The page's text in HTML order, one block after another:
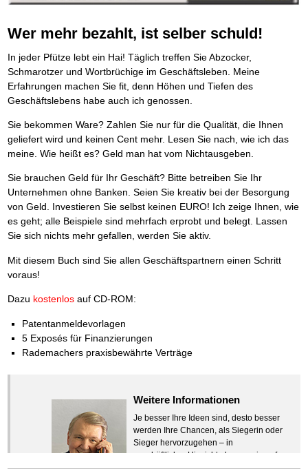
GbR-Vertrag mit beschränkter Haftung BESTSELLER
Sich rechtlich einrichten BRANDNEU
Schützen Sie sich
Stiftung gründen und profitabel vermarkten BRANDNEU
Gründen Sie Ihre Stiftung
Platzieren Sie sich bei Google ganz oben
Mental Force - Hörbuch
Nutze Deine geistigen Waffen
Das Kapital Ihrer geistigen Möglichkeiten
Schlüssel des Erfolgs
Methoden der Lebenstechnik
Immer den Geist zum TUN begeistern
Die Feuerkraft
Holen Sie Erfolg in Ihr Leben
Mit System zum Erfolg GEHEIMTIPP
Der SchuldenkalkulatorNEU
Mach Pleite und starte durch
Der sichere Weg aus der wirtschaftlichen Pleite
Vermögenssicherung durch GbR-Vertrag NEU
Schutzwall für Hab und Gut
Gerichtsvollziehervorschriften nutzen
Weiße Weste durch Umzug
Das Meldesystem clever nutzen
Die Betablocker Insolvenz NEU
80% Ihrer Einnahmen behalten
Wie man mit Pfändungen umgeht
Bestens informiert sein
TV-Lehrgang: Wie man mit Pfändungen umgeht
Schnell und kompakt
Schnell eine saubere SCHUFA
Ihren Zeitgewinn maximieren
GbR-Vertrag mit beschränkter Haftung
GbR als Einzelperson gründen
Frei Fahrt ohne Punkte
Die geniale Lösung zum schnellen Schuldenabbau
Der Weg zur finanziellen Freiheit
Federleicht lebendig schreiben SCHREIB-TIPP
Ohne Probleme clever Texten und Schreiben
Die Macht des Telefax NEU
Mittel gegen Titel EMPFEHLUNG
Sichern Sie Einkommen und Vermögenswerte 100%-tig ab
Bekannt wie ein bunter Hund im Internet INTERNET-TIPP
Schreib Dich reich SCHREIB VERTRIEBS TIPP
Vom Gedanken zum Bestseller
Wer mehr bezahlt, ist selber schuld!
In jeder Pfütze lebt ein Hai! Täglich treffen Sie Abzocker,
Schmarotzer und Wortbrüchige im Geschäftsleben. Meine
Erfahrungen machen Sie fit, denn Höhen und Tiefen des
Geschäftslebens habe auch ich genossen.
Sie bekommen Ware? Zahlen Sie nur für die Qualität, die Ihnen
geliefert wird und keinen Cent mehr. Lesen Sie nach, wie ich das
meine. Wie heißt es? Geld man hat vom Nichtausgeben.
Sie brauchen Geld für Ihr Geschäft? Bitte betreiben Sie Ihr
Unternehmen ohne Banken. Seien Sie kreativ bei der Besorgung
von Geld. Investieren Sie selbst keinen EURO! Ich zeige Ihnen, wie
es geht; alle Beispiele sind mehrfach erprobt und belegt. Lassen
Sie sich nichts mehr gefallen, werden Sie aktiv.
Mit diesem Buch sind Sie allen Geschäftspartnern einen Schritt
voraus!
Dazu kostenlosauf CD-ROM:
Patentanmeldevorlagen
5 Exposés für Finanzierungen
Rademachers praxisbewährte Verträge
Weitere Informationen
Je besser Ihre Ideen sind, desto besser
werden Ihre Chancen, als Siegerin oder
Sieger hervorzugehen – in
geschäftlicher Hinsicht ebenso wie auf
beruflichem oder privatem Gebiet. Denn